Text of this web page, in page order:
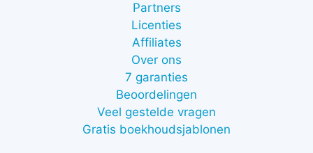
Partners
Licenties
Affiliates
Over ons
7 garanties
Beoordelingen
Veel gestelde vragen
Gratis boekhoudsjablonen